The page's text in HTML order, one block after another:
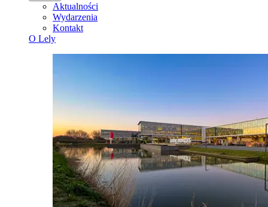
Aktualności
Wydarzenia
Kontakt
O Lely